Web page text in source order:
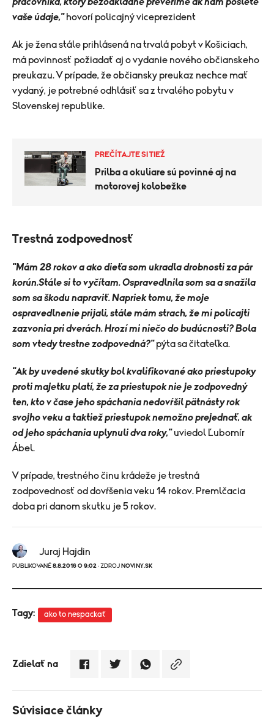
vaše údaje,"hovorí policajný viceprezident
Ak je žena stále prihlásená na trvalá pobyt v Košiciach,
má povinnosť požiadať aj o vydanie nového občianskeho
preukazu. V prípade, že občiansky preukaz nechce mať
vydaný, je potrebné odhlásiť sa z trvalého pobytu v
Slovenskej republike.
PREČÍTAJTE SI TIEŽ
Prilba a okuliare sú povinné aj na
motorovej kolobežke
Trestná zodpovednosť
"Mám 28 rokov a ako dieťa som ukradla drobnosti za pár
korún.Stále si to vyčítam. Ospravedlnila som sa a snažila
som sa škodu napraviť. Napriek tomu, že moje
ospravedlnenie prijali, stále mám strach, že mi policajti
zazvonia pri dverách. Hrozí mi niečo do budúcnosti? Bola
som vtedy trestne zodpovedná?"pýta sa čitateľka.
"Ak by uvedené skutky bol kvalifikované ako priestupoky
proti majetku platí, že za priestupok nie je zodpovedný
ten, kto v čase jeho spáchania nedovŕšil pätnásty rok
svojho veku a taktiež priestupok nemožno prejednať, ak
od jeho spáchania uplynuli dva roky," uviedol Ľubomír
Ábel.
V prípade, trestného činu krádeže je trestná
zodpovednosť od dovŕšenia veku 14 rokov. Premlčacia
doba pri danom skutku je 5 rokov.
Juraj Hajdin
PUBLIKOVANÉ 8.8.2016 O 9:02 · ZDROJ NOVINY.SK
Tagy: ako to nespackať
Zdielať na
Súvisiace články